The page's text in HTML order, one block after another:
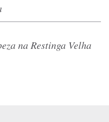
na Restinga Velha